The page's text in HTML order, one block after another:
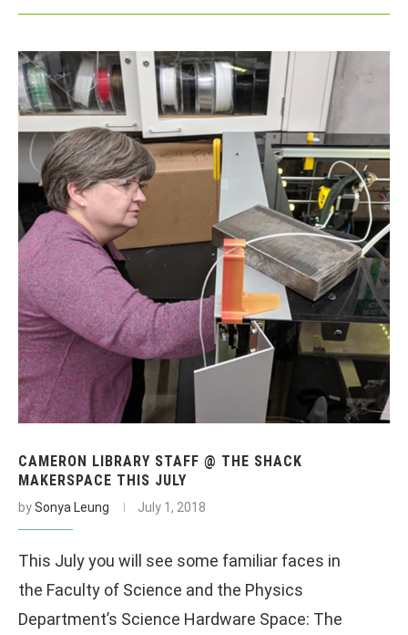
CAMERON LIBRARY STAFF @ THE SHACK
MAKERSPACE THIS JULY
bySonya Leung July 1, 2018
This July you will see some familiar faces in
the Faculty of Science and the Physics
Department’s Science Hardware Space: The